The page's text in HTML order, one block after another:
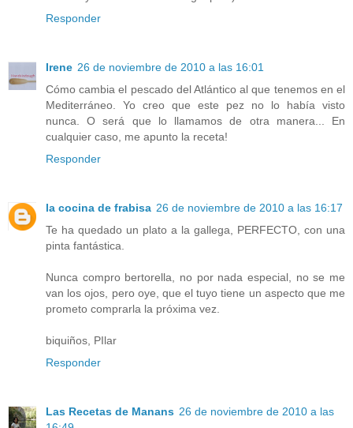
Responder
Irene 26 de noviembre de 2010 a las 16:01
Cómo cambia el pescado del Atlántico al que tenemos en el
Mediterráneo. Yo creo que este pez no lo había visto
nunca. O será que lo llamamos de otra manera... En
cualquier caso, me apunto la receta!
Responder
la cocina de frabisa 26 de noviembre de 2010 a las 16:17
Te ha quedado un plato a la gallega, PERFECTO, con una
pinta fantástica.
Nunca compro bertorella, no por nada especial, no se me
van los ojos, pero oye, que el tuyo tiene un aspecto que me
prometo comprarla la próxima vez.
biquiños, PIlar
Responder
Las Recetas de Manans 26 de noviembre de 2010 a las